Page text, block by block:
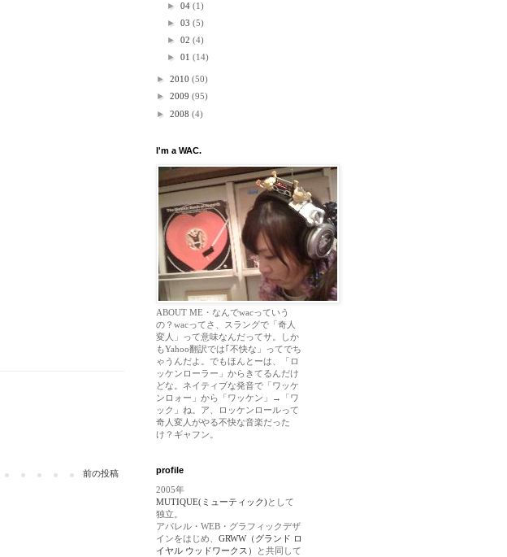
前の投稿
►04(1)
►03(5)
►02(4)
►01(14)
► 2010 (50)
► 2009 (95)
► 2008 (4)
I'm a WAC.
ABOUT ME・なんでwacっていう
の？wacってさ、スラングで「奇人
変人」って意味なんだってサ。しか
もYahoo翻訳では｢不快な」ってでち
ゃうんだよ。でもほんとーは、「ロ
ッケンローラー」からきてるんだけ
どな。ネイティブな発音で「ワッケ
ンロォー」から「ワッケン」→「ワ
ック」ね。ア、ロッケンロールって
奇人変人がやる不快な音楽だった
け？ギャフン。
profile
2005年
MUTIQUE(ミューティック)として
独立。
アパレル・WEB・グラフィックデザ
インをはじめ、 GRWW（グランド ロ
イヤル ウッドワークス）
と共同して